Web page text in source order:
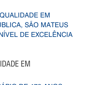
EM